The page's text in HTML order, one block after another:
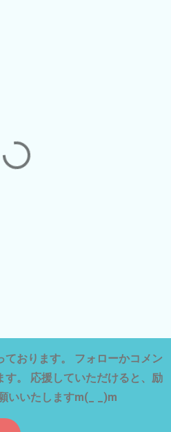
おります。 フォローかコメン
。 応援していただけると、励
いいたしますm(_ _)m